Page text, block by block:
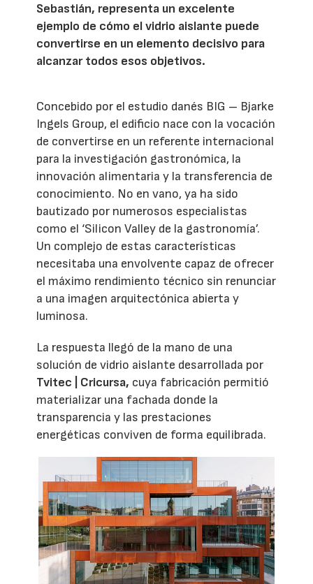
Sebastián, representa un excelente
ejemplo de cómo el vidrio aislante puede
convertirse en un elemento decisivo para
alcanzar todos esos objetivos.
Concebido por el estudio danés BIG – Bjarke
Ingels Group, el edificio nace con la vocación
de convertirse en un referente internacional
para la investigación gastronómica, la
innovación alimentaria y la transferencia de
conocimiento. No en vano, ya ha sido
bautizado por numerosos especialistas
como el ‘Silicon Valley de la gastronomía’.
Un complejo de estas características
necesitaba una envolvente capaz de ofrecer
el máximo rendimiento técnico sin renunciar
a una imagen arquitectónica abierta y
luminosa.
La respuesta llegó de la mano de una
solución de vidrio aislante desarrollada por
Tvitec | Cricursa, cuya fabricación permitió
materializar una fachada donde la
transparencia y las prestaciones
energéticas conviven de forma equilibrada.